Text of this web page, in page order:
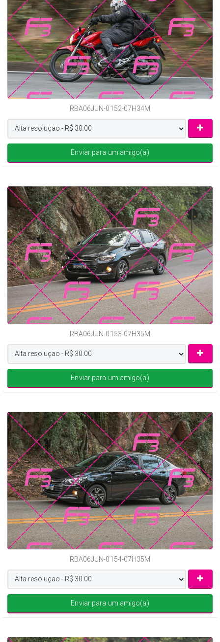
RBA06JUN-0152-07H34M
Enviar para um amigo(a)
RBA06JUN-0153-07H35M
Enviar para um amigo(a)
RBA06JUN-0154-07H35M
Enviar para um amigo(a)